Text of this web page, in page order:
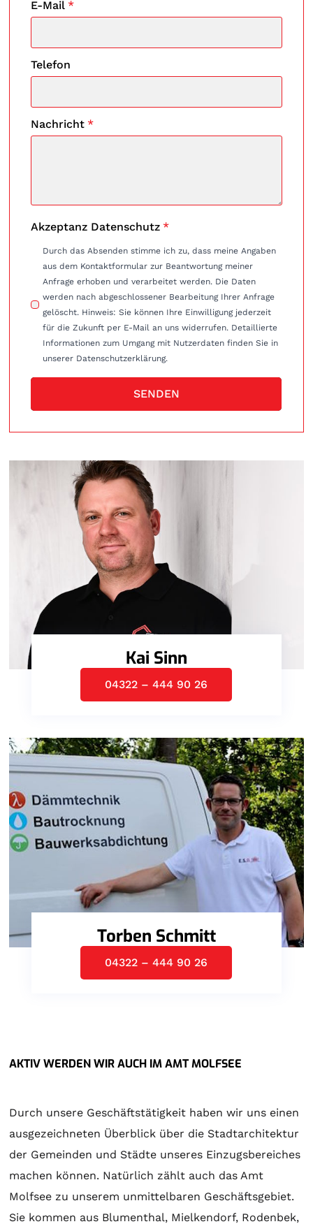
E-Mail *
Telefon
Nachricht *
Akzeptanz Datenschutz *
Durch das Absenden stimme ich zu, dass meine Angaben
aus dem Kontaktformular zur Beantwortung meiner
Anfrage erhoben und verarbeitet werden. Die Daten
werden nach abgeschlossener Bearbeitung Ihrer Anfrage
gelöscht. Hinweis: Sie können Ihre Einwilligung jederzeit
für die Zukunft per E-Mail an uns widerrufen. Detaillierte
Informationen zum Umgang mit Nutzerdaten finden Sie in
unserer Datenschutzerklärung.
SENDEN
Kai Sinn
04322 – 444 90 26
Torben Schmitt
04322 – 444 90 26
AKTIV WERDEN WIR AUCH IM AMT MOLFSEE
Durch unsere Geschäftstätigkeit haben wir uns einen
ausgezeichneten Überblick über die Stadtarchitektur
der Gemeinden und Städte unseres Einzugsbereiches
machen können. Natürlich zählt auch das Amt
Molfsee zu unserem unmittelbaren Geschäftsgebiet.
Sie kommen aus Blumenthal, Mielkendorf, Rodenbek,